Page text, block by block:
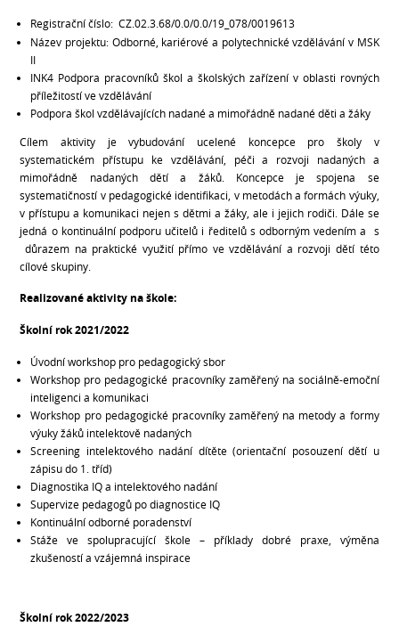
Registrační číslo: CZ.02.3.68/0.0/0.0/19_078/0019613
Název projektu: Odborné, kariérové a polytechnické vzdělávání v MSK
II
INK4 Podpora pracovníků škol a školských zařízení v oblasti rovných
příležitostí ve vzdělávání
Podpora škol vzdělávajících nadané a mimořádně nadané děti a žáky
Cílem aktivity je vybudování ucelené koncepce pro školy v
systematickém přístupu ke vzdělávání, péči a rozvoji nadaných a
mimořádně nadaných dětí a žáků. Koncepce je spojena se
systematičností v pedagogické identifikaci, v metodách a formách výuky,
v přístupu a komunikaci nejen s dětmi a žáky, ale i jejich rodiči. Dále se
jedná o kontinuální podporu učitelů i ředitelů s odborným vedením a s
důrazem na praktické využití přímo ve vzdělávání a rozvoji dětí této
cílové skupiny.
Realizované aktivity na škole:
Školní rok 2021/2022
Úvodní workshop pro pedagogický sbor
Workshop pro pedagogické pracovníky zaměřený na sociálně-emoční
inteligenci a komunikaci
Workshop pro pedagogické pracovníky zaměřený na metody a formy
výuky žáků intelektově nadaných
Screening intelektového nadání dítěte (orientační posouzení dětí u
zápisu do 1. tříd)
Diagnostika IQ a intelektového nadání
Supervize pedagogů po diagnostice IQ
Kontinuální odborné poradenství
Stáže ve spolupracující škole – příklady dobré praxe, výměna
zkušeností a vzájemná inspirace
Školní rok 2022/2023